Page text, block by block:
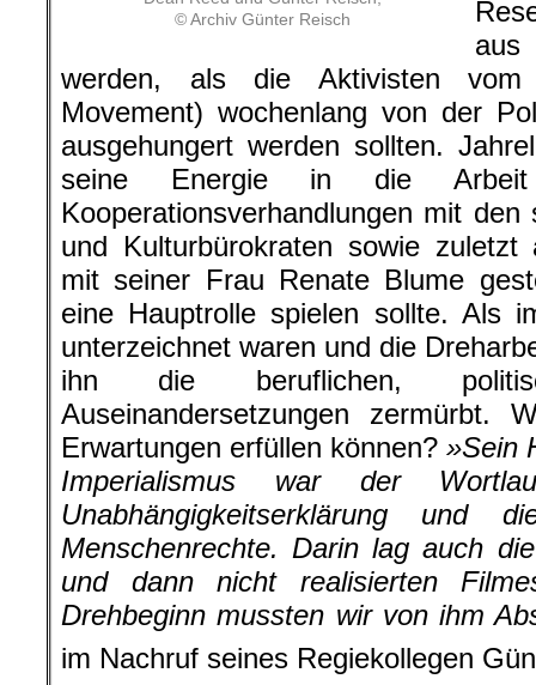
© Archiv Günter Reisch
aus
werden, als die Aktivisten
Movement) wochenlang von der
ausgehungert werden sollten.
seine Energie in die
Kooperationsverhandlungen mit
und Kulturbürokraten sowie zuletzt
mit seiner Frau Renate Blume
eine Hauptrolle spielen sollte. Als
unterzeichnet waren und die
ihn die beruflichen,
Auseinandersetzungen zermürbt.
Erwartungen erfüllen können? »Sein
Imperialismus war der
Unabhängigkeitserklärung und
Menschenrechte. Darin lag auch
und dann nicht realisierten
Drehbeginn mussten wir von ihm
im Nachruf seines Regiekollegen